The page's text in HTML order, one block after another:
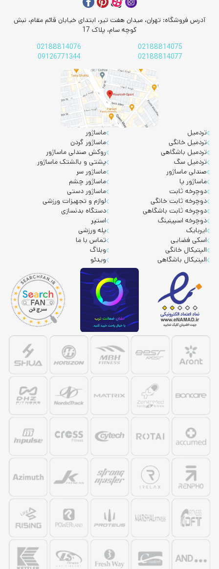
آدرس فروشگاه: تهران، میدان هفت تیر، ابتدای خیابان قائم مقام، نبش
کوچه سام، پلاک 17
02188814075
02188814076
02188814077
09126771344
تردمیل
تردمیل خانگی
تردمیل باشگاهی
تردمیل سگ
صندلی ماساژور
ماساژور پا
دوچرخه ثابت
دوچرخه ثابت خانگی
دوچرخه ثابت باشگاهی
دوچرخه اسپینینگ
ایربایک
اسکی فضایی
الپتیکال خانگی
الپتیکال باشگاهی
ماساژور
ماساژور گردن
روکش صندلی ماساژور
پشتی و بالشتک ماساژور
ماساژور سر
ماساژور چشم
ماساژور دستی
لوازم و تجهیزات ورزشی
دستگاه بدنسازی
استپر
پله ورزشی
تماس با ما
وبلاگ
ویدئو